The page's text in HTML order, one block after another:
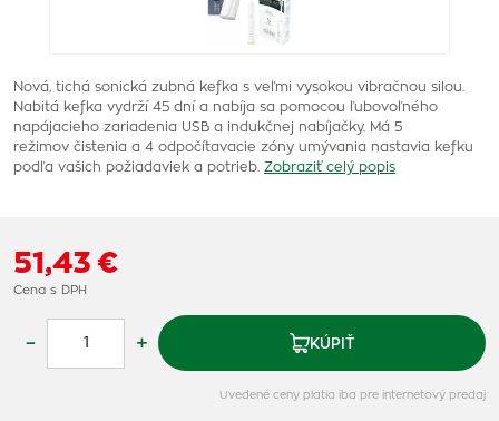
Nová, tichá sonická zubná kefka s veľmi vysokou vibračnou silou.
Nabitá kefka vydrží 45 dní a nabíja sa pomocou ľubovoľného
napájacieho zariadenia USB a indukčnej nabíjačky. Má 5
režimov čistenia a 4 odpočítavacie zóny umývania nastavia kefku
podľa vašich požiadaviek a potrieb. Zobraziť celý popis
51,43 €
Cena s DPH
– + KÚPIŤ
Uvedené ceny platia iba pre internetový predaj